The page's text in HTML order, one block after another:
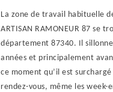
La zone de travail habituelle
ARTISAN RAMONEUR 87 se
département 87340. Il
années et principalement
ce moment qu’il est
rendez-vous, même les week-